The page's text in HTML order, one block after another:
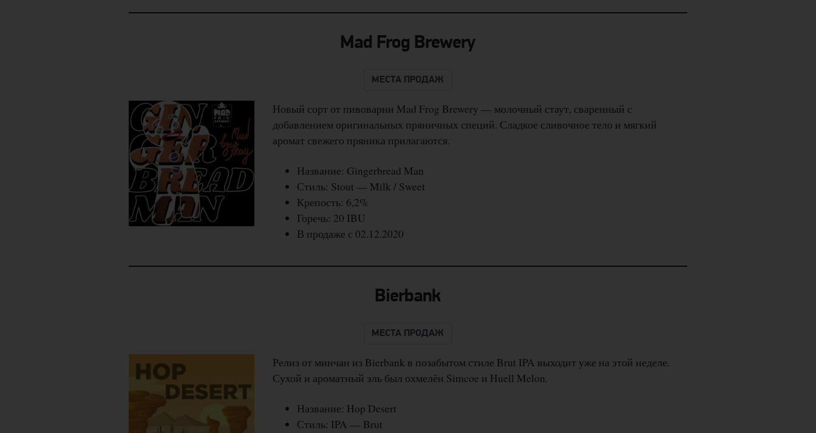
Mad Frog Brewery
МЕСТА ПРОДАЖ
Новый сорт от пивоварни Mad Frog Brewery — молочный стаут, сваренный с
добавлением оригинальных пряничных специй. Сладкое сливочное тело и мягкий
аромат свежего пряника прилагаются.
Название: Gingerbread Man
Стиль: Stout — Milk / Sweet
Крепость: 6,2%
Горечь: 20 IBU
В продаже с 02.12.2020
Bierbank
МЕСТА ПРОДАЖ
Релиз от минчан из Bierbank в позабытом стиле Brut IPA выходит уже на этой неделе.
Сухой и ароматный эль был охмелён Simcoe и Huell Melon.
Название: Hop Desert
Стиль: IPA — Brut